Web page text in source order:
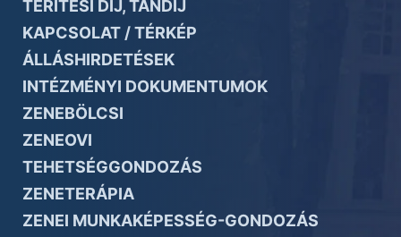
TÉRÍTÉSI DÍJ, TANDÍJ
KAPCSOLAT / TÉRKÉP
ÁLLÁSHIRDETÉSEK
INTÉZMÉNYI DOKUMENTUMOK
ZENEBÖLCSI
ZENEOVI
TEHETSÉGGONDOZÁS
ZENETERÁPIA
ZENEI MUNKAKÉPESSÉG-GONDOZÁS